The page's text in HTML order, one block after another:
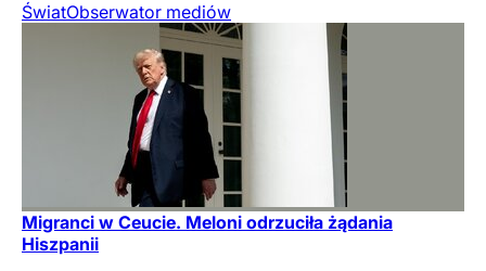
ŚwiatObserwator mediów
Migranci w Ceucie. Meloni odrzuciła żądania
Hiszpanii